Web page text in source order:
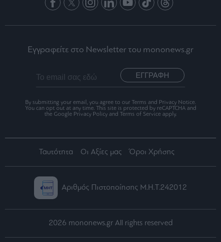
Εγγραφείτε στο Newsletter του mononews.gr
ΕΓΓΡΑΦΗ
By submitting your email, you agree to our Terms and Privacy Notice.
You can opt out at any time. This site is protected by reCAPTCHA and
the Google Privacy Policy and Terms of Service apply.
Ταυτότητα Οι Αξίες μας Όροι Χρήσης
Αριθμός Πιστοποίησης Μ.Η.Τ.242012
2026 mononews.gr All rights reserved